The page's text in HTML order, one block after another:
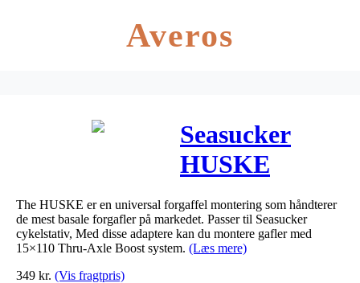
Averos
Seasucker
HUSKE
15x110mm
Thru-Axle
Boost
The HUSKE er en universal forgaffel montering som håndterer
de mest basale forgafler på markedet. Passer til Seasucker
cykelstativ, Med disse adaptere kan du montere gafler med
15×110 Thru-Axle Boost system. (Læs mere)
349 kr. (Vis fragtpris)